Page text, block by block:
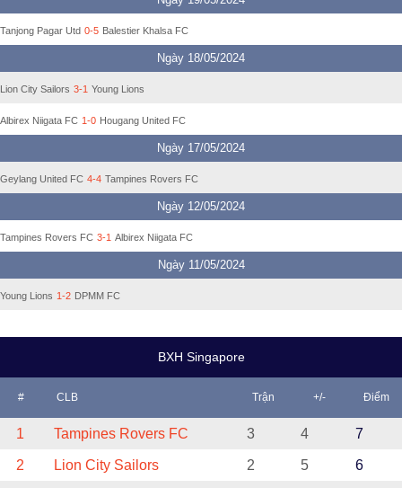
Tanjong Pagar Utd 0-5 Balestier Khalsa FC
Ngày 18/05/2024
Lion City Sailors 3-1 Young Lions
Albirex Niigata FC 1-0 Hougang United FC
Ngày 17/05/2024
Geylang United FC 4-4 Tampines Rovers FC
Ngày 12/05/2024
Tampines Rovers FC 3-1 Albirex Niigata FC
Ngày 11/05/2024
Young Lions 1-2 DPMM FC
BXH Singapore
# CLB Trận +/- Điểm
1 Tampines Rovers FC 3 4 7
2 Lion City Sailors 2 5 6